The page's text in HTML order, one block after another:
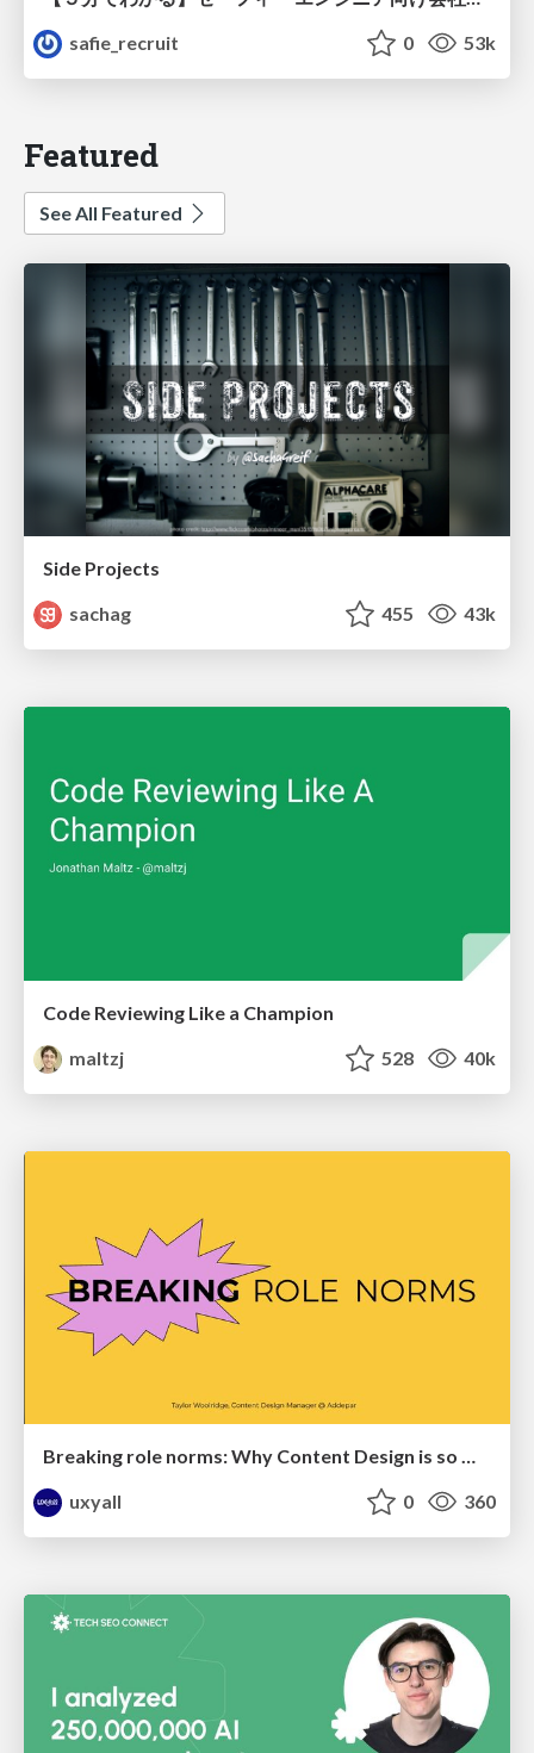
safie_recruit
0 53k
Featured
See All Featured
Side Projects
sachag
455 43k
Code Reviewing Like a Champion
maltzj
528 40k
Breaking role norms: Why Content Design is so much more than writing copy - Taylor Woolridge
uxyall
0 360